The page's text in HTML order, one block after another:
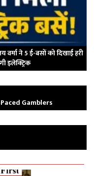
ने 5 ई-बसों को दिखाई हरी
इलेक्ट्रिक
Gamblers